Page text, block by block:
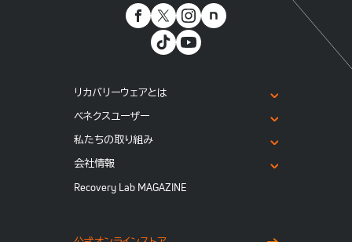
リカバリーウェアとは
ベネクスユーザー
私たちの取り組み
会社情報
Recovery Lab MAGAZINE